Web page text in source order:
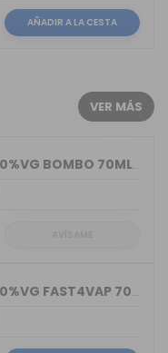
AÑADIR A LA CESTA
VER MÁS
BASE GLICERINA 100%VG BOMBO 70ML (BOT...
BASE GLICERINA 100%VG FAST4VAP 70ML O...